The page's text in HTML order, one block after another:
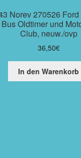
Norev 270526
Oldtimer und
Club, neuw./ovp
36,50€
In den Warenkorb